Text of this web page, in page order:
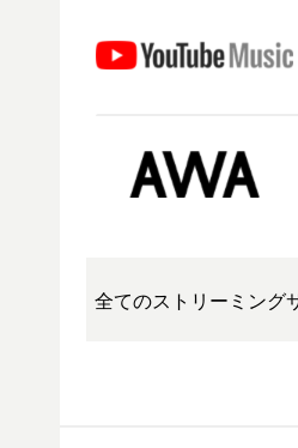
全てのストリーミング